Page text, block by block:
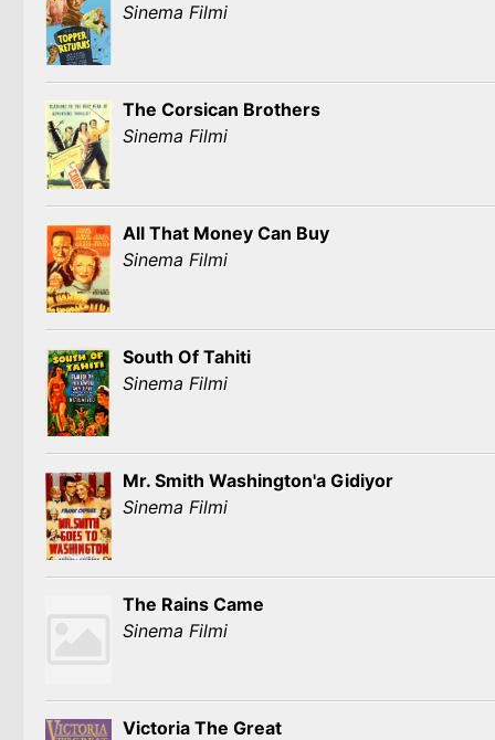
Sinema Filmi
The Corsican Brothers
Sinema Filmi
All That Money Can Buy
Sinema Filmi
South Of Tahiti
Sinema Filmi
Mr. Smith Washington'a Gidiyor
Sinema Filmi
The Rains Came
Sinema Filmi
Victoria The Great